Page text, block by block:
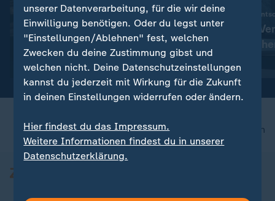
Russland greift die Ukraine an
Aktuelles zum Krieg in der
Ukraine
Oberlandesgericht
Anschlag auf
Urteil in
mit Video
nach oben
unserer Datenverarbeitung, für die wir deine
Einwilligung benötigen. Oder du legst unter
"Einstellungen/Ablehnen" fest, welchen
Zwecken du deine Zustimmung gibst und
welchen nicht. Deine Datenschutzeinstellungen
kannst du jederzeit mit Wirkung für die Zukunft
in deinen Einstellungen widerrufen oder ändern.
Hier findest du das Impressum.
Weitere Informationen findest du in unserer
Datenschutzerklärung.